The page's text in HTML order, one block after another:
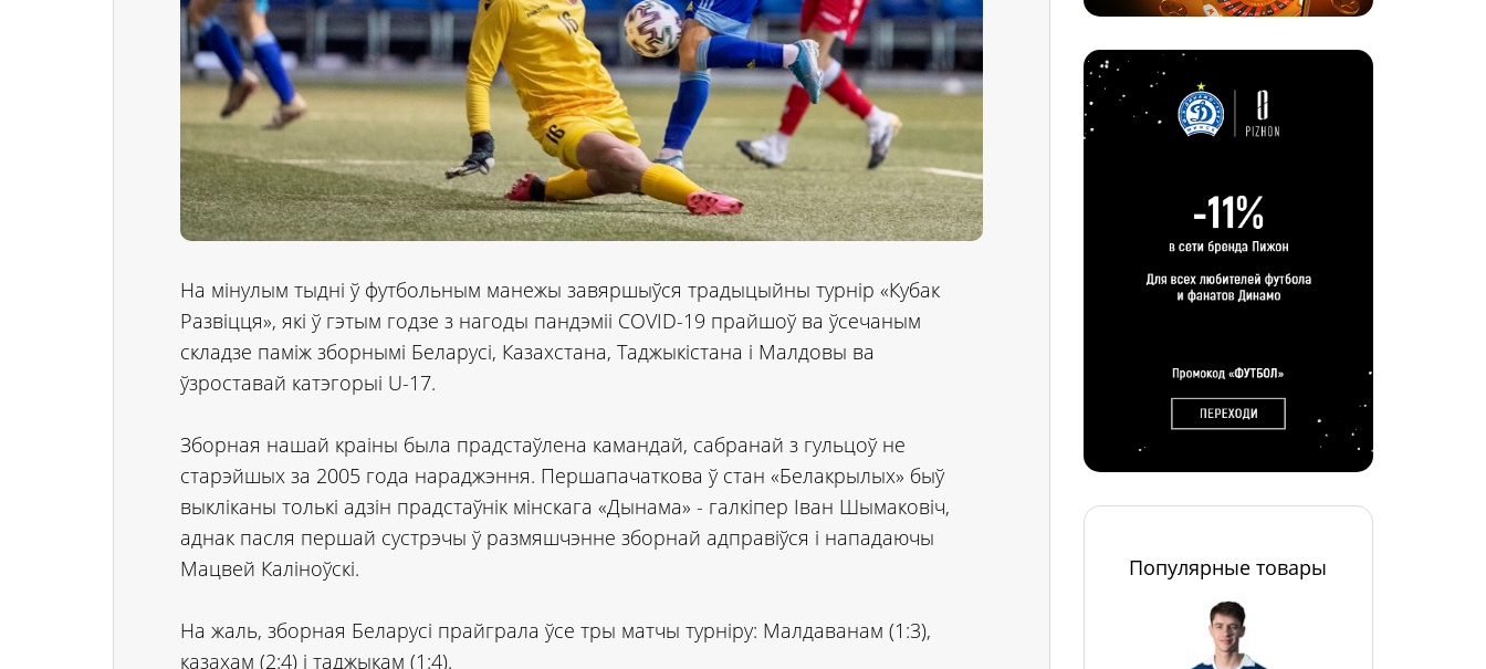
На мінулым тыдні ў футбольным манежы завяршыўся традыцыйны турнір «Кубак
Развіцця», які ў гэтым годзе з нагоды пандэміі COVID-19 прайшоў ва ўсечаным
складзе паміж зборнымі Беларусі, Казахстана, Таджыкістана і Малдовы ва
ўзроставай катэгорыі U-17.
Зборная нашай краіны была прадстаўлена камандай, сабранай з гульцоў не
старэйшых за 2005 года нараджэння. Першапачаткова ў стан «Белакрылых» быў
выкліканы толькі адзін прадстаўнік мінскага «Дынама» - галкіпер Іван Шымаковіч,
аднак пасля першай сустрэчы ў размяшчэнне зборнай адправіўся і нападаючы
Мацвей Каліноўскі.
На жаль, зборная Беларусі прайграла ўсе тры матчы турніру: Малдаванам (1:3),
казахам (2:4) і таджыкам (1:4).
Популярные товары